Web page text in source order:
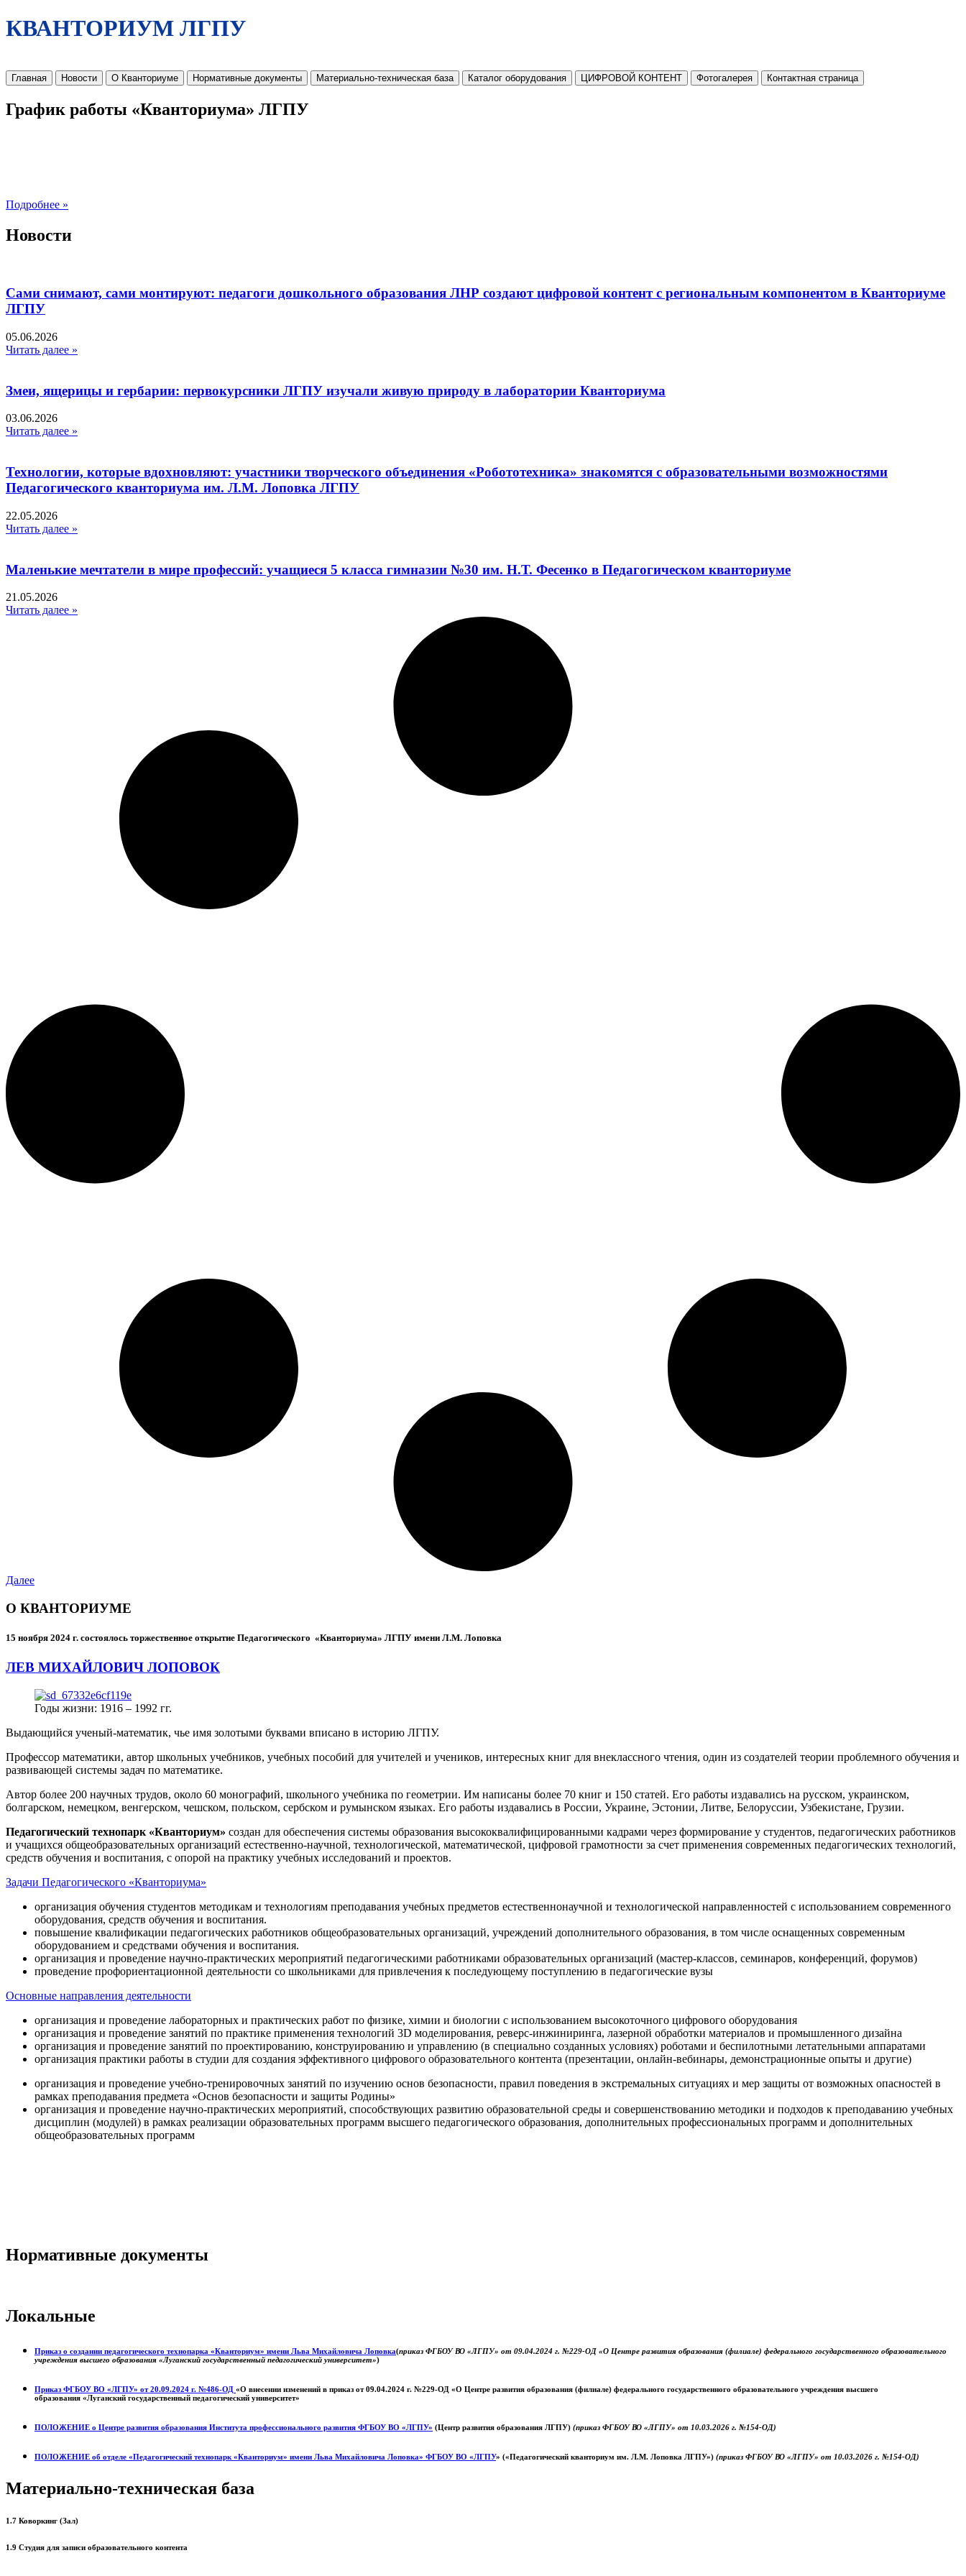
КВАНТОРИУМ ЛГПУ
Главная Новости О Кванториуме Нормативные документы Материально-техническая база Каталог оборудования ЦИФРОВОЙ КОНТЕНТ Фотогалерея Контактная страница
График работы «Кванториума» ЛГПУ
Подробнее »
Новости
Сами снимают, сами монтируют: педагоги дошкольного образования ЛНР создают цифровой контент с региональным компонентом в Кванториуме
ЛГПУ​
05.06.2026
Читать далее »
Змеи, ящерицы и гербарии: первокурсники ЛГПУ изучали живую природу в лаборатории Кванториума
03.06.2026
Читать далее »
Технологии, которые вдохновляют: участники творческого объединения «Робототехника» знакомятся с образовательными возможностями
Педагогического кванториума им. Л.М. Лоповка ЛГПУ
22.05.2026
Читать далее »
Маленькие мечтатели в мире профессий: учащиеся 5 класса гимназии №30 им. Н.Т. Фесенко в Педагогическом кванториуме
21.05.2026
Читать далее »
Далее
О КВАНТОРИУМЕ
15 ноября 2024 г. состоялось торжественное открытие Педагогического «Кванториума» ЛГПУ имени Л.М. Лоповка
ЛЕВ МИХАЙЛОВИЧ ЛОПОВОК
Годы жизни: 1916 – 1992 гг.
Выдающийся ученый-математик, чье имя золотыми буквами вписано в историю ЛГПУ.
Профессор математики, автор школьных учебников, учебных пособий для учителей и учеников, интересных книг для внеклассного чтения, один из создателей теории проблемного обучения и
развивающей системы задач по математике.
Автор более 200 научных трудов, около 60 монографий, школьного учебника по геометрии. Им написаны более 70 книг и 150 статей. Его работы издавались на русском, украинском,
болгарском, немецком, венгерском, чешском, польском, сербском и румынском языках. Его работы издавались в России, Украине, Эстонии, Литве, Белоруссии, Узбекистане, Грузии.
Педагогический технопарк «Кванториум» создан для обеспечения системы образования высококвалифицированными кадрами через формирование у студентов, педагогических работников
и учащихся общеобразовательных организаций естественно-научной, технологической, математической, цифровой грамотности за счет применения современных педагогических технологий,
средств обучения и воспитания, с опорой на практику учебных исследований и проектов.
Задачи Педагогического «Кванториума»
организация обучения студентов методикам и технологиям преподавания учебных предметов естественнонаучной и технологической направленностей с использованием современного
оборудования, средств обучения и воспитания.
повышение квалификации педагогических работников общеобразовательных организаций, учреждений дополнительного образования, в том числе оснащенных современным
оборудованием и средствами обучения и воспитания.
организация и проведение научно-практических мероприятий педагогическими работниками образовательных организаций (мастер-классов, семинаров, конференций, форумов)
проведение профориентационной деятельности со школьниками для привлечения к последующему поступлению в педагогические вузы
Основные направления деятельности
организация и проведение лабораторных и практических работ по физике, химии и биологии с использованием высокоточного цифрового оборудования
организация и проведение занятий по практике применения технологий 3D моделирования, реверс-инжиниринга, лазерной обработки материалов и промышленного дизайна
организация и проведение занятий по проектированию, конструированию и управлению (в специально созданных условиях) роботами и беспилотными летательными аппаратами
организация практики работы в студии для создания эффективного цифрового образовательного контента (презентации, онлайн-вебинары, демонстрационные опыты и другие)
организация и проведение учебно-тренировочных занятий по изучению основ безопасности, правил поведения в экстремальных ситуациях и мер защиты от возможных опасностей в
рамках преподавания предмета «Основ безопасности и защиты Родины»
организация и проведение научно-практических мероприятий, способствующих развитию образовательной среды и совершенствованию методики и подходов к преподаванию учебных
дисциплин (модулей) в рамках реализации образовательных программ высшего педагогического образования, дополнительных профессиональных программ и дополнительных
общеобразовательных программ
Нормативные документы
Локальные
Приказ о создании педагогического технопарка «Кванториум» имени Льва Михайловича Лоповка(приказ ФГБОУ ВО «ЛГПУ» от 09.04.2024 г. №229-ОД «О Центре развития образования (филиале) федерального государственного образовательного
учреждения высшего образования «Луганский государственный педагогический университет»)
Приказ ФГБОУ ВО «ЛГПУ» от 20.09.2024 г. №486-ОД «О внесении изменений в приказ от 09.04.2024 г. №229-ОД «О Центре развития образования (филиале) федерального государственного образовательного учреждения высшего
образования «Луганский государственный педагогический университет»
ПОЛОЖЕНИЕ о Центре развития образования Института профессионального развития ФГБОУ ВО «ЛГПУ» (Центр развития образования ЛГПУ) (приказ ФГБОУ ВО «ЛГПУ» от 10.03.2026 г. №154-ОД)
ПОЛОЖЕНИЕ об отделе «Педагогический технопарк «Кванториум» имени Льва Михайловича Лоповка» ФГБОУ ВО «ЛГПУ» («Педагогический кванториум им. Л.М. Лоповка ЛГПУ») (приказ ФГБОУ ВО «ЛГПУ» от 10.03.2026 г. №154-ОД)
Материально-техническая база
1.7 Коворкинг (Зал)
1.9 Студия для записи образовательного контента